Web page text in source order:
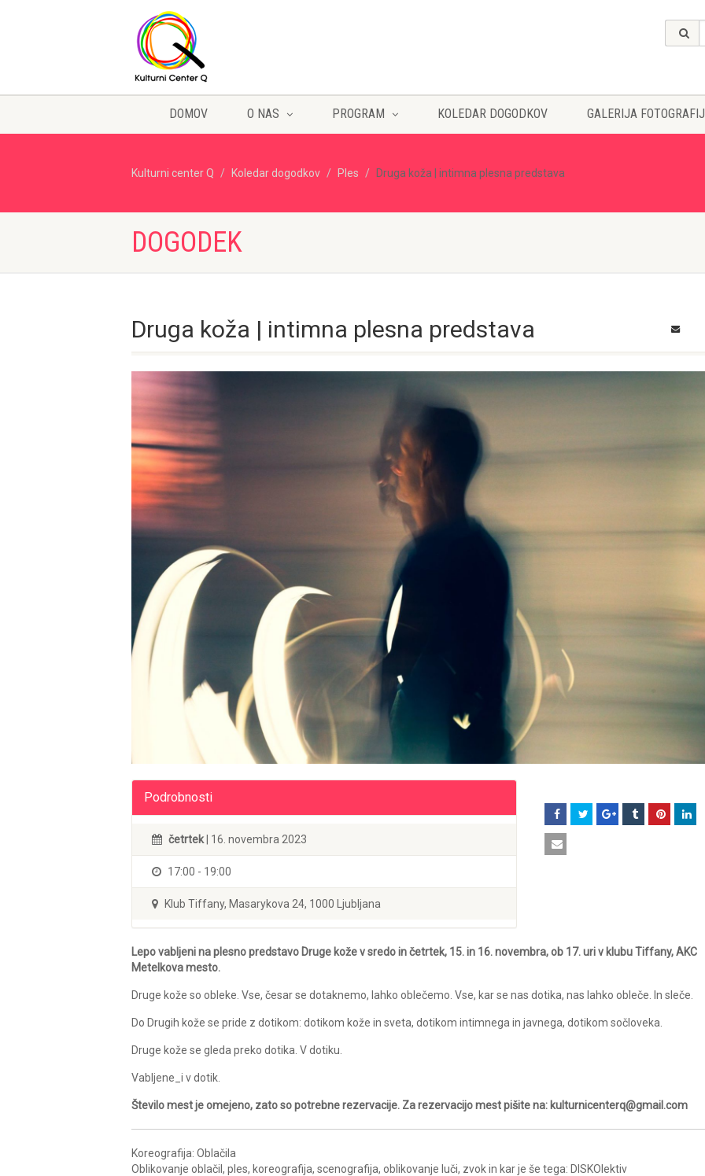
DOMOV O NAS PROGRAM KOLEDAR DOGODKOV GALERIJA FOTOGRAFIJ
Kulturni center Q Koledar dogodkov Ples Druga koža | intimna plesna predstava
DOGODEK
Druga koža | intimna plesna predstava
Podrobnosti
četrtek| 16. novembra 2023
17:00 - 19:00
Klub Tiffany, Masarykova 24, 1000 Ljubljana
Lepo vabljeni na plesno predstavo Druge kože v sredo in četrtek, 15. in 16. novembra, ob 17. uri v klubu Tiffany, AKC
Metelkova mesto.
Druge kože so obleke. Vse, česar se dotaknemo, lahko oblečemo. Vse, kar se nas dotika, nas lahko obleče. In sleče.
Do Drugih kože se pride z dotikom: dotikom kože in sveta, dotikom intimnega in javnega, dotikom sočloveka.
Druge kože se gleda preko dotika. V dotiku.
Vabljene_i v dotik.
Število mest je omejeno, zato so potrebne rezervacije. Za rezervacijo mest pišite na: kulturnicenterq@gmail.com
Koreografija: Oblačila
Oblikovanje oblačil, ples, koreografija, scenografija, oblikovanje luči, zvok in kar je še tega: DISKOlektiv